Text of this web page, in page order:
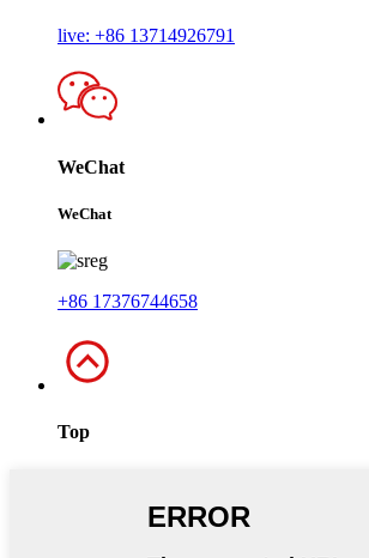
live: +86 13714926791
WeChat
WeChat
+86 17376744658
Top